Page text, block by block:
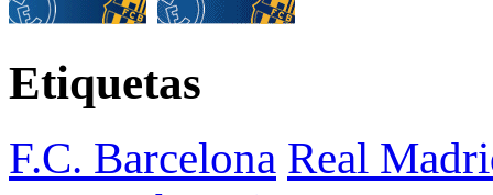
Etiquetas
F.C. Barcelona Real